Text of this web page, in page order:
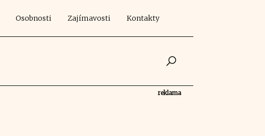
Osobnosti Zajímavosti Kontakty
reklama